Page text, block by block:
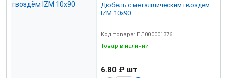
Дюбель с металлическим гвоздём
IZМ 10х90
Код товара: ПЛ000001376
Товар в наличии
6.80 ₽ шт